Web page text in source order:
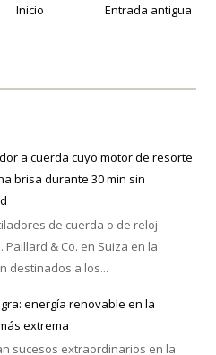
Entrada antigua
Inicio
a cuerda cuyo motor de resorte
brisa durante 30 min sin
de cuerda o de reloj
& Co. en Suiza en la
destinados a los...
energía renovable en la
extrema
sucesos extraordinarios en la